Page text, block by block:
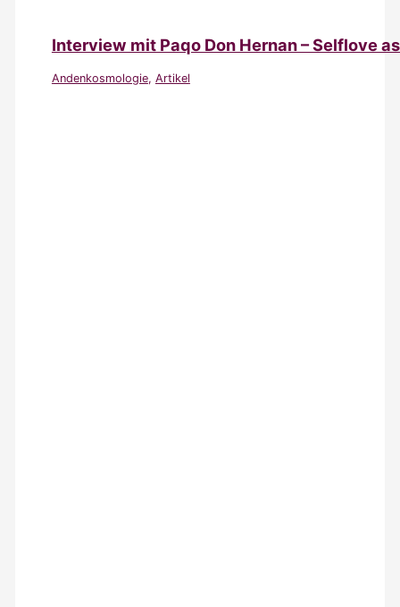
Interview mit Paqo Don Hernan – Selflove
Andenkosmologie, Artikel